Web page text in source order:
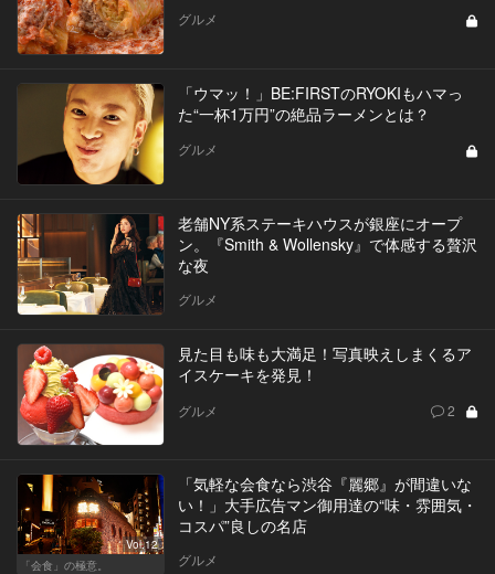
グルメ
「ウマッ！」BE:FIRSTのRYOKIもハマっ
た“一杯1万円”の絶品ラーメンとは？
グルメ
老舗NY系ステーキハウスが銀座にオープ
ン。『Smith & Wollensky』で体感する贅沢
な夜
グルメ
見た目も味も大満足！写真映えしまくるア
イスケーキを発見！
グルメ 2
Vol.12
「会食」の極意。
「気軽な会食なら渋谷『麗郷』が間違いな
い！」大手広告マン御用達の“味・雰囲気・
コスパ”良しの名店
グルメ